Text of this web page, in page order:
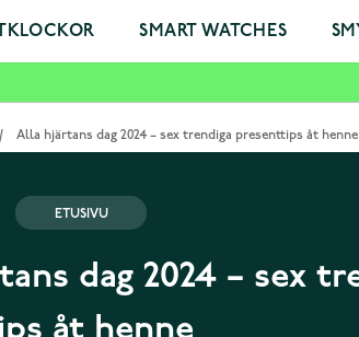
SMART WATCHES
/ Alla hjärtans dag 2024 – sex trendiga presenttips åt henne
ETUSIVU
dag 2024 – sex